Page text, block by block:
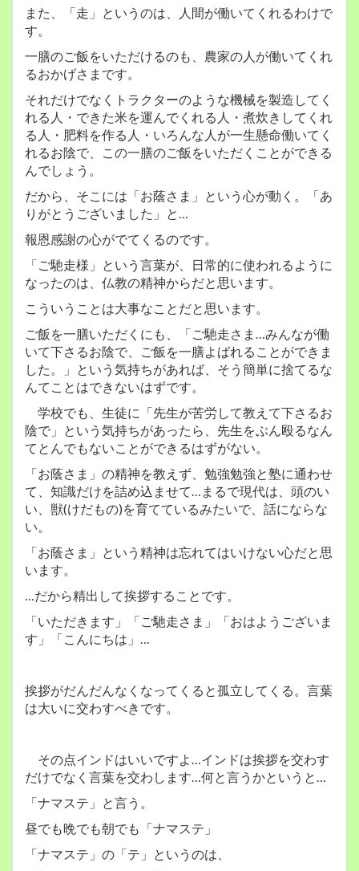
また、「走」というのは、人間が働いてくれるわけで
す。
一膳のご飯をいただけるのも、農家の人が働いてくれ
るおかげさまです。
それだけでなくトラクターのような機械を製造してく
れる人・できた米を運んでくれる人・煮炊きしてくれ
る人・肥料を作る人・いろんな人が一生懸命働いてく
れるお陰で、この一膳のご飯をいただくことができる
んでしょう。
だから、そこには「お蔭さま」という心が動く。「あ
りがとうございました」と…
報恩感謝の心がでてくるのです。
「ご馳走様」という言葉が、日常的に使われるように
なったのは、仏教の精神からだと思います。
こういうことは大事なことだと思います。
ご飯を一膳いただくにも、「ご馳走さま…みんなが働
いて下さるお陰で、ご飯を一膳よばれることができま
した。」という気持ちがあれば、そう簡単に捨てるな
んてことはできないはずです。
学校でも、生徒に「先生が苦労して教えて下さるお
陰で」という気持ちがあったら、先生をぶん殴るなん
てとんでもないことができるはずがない。
「お蔭さま」の精神を教えず、勉強勉強と塾に通わせ
て、知識だけを詰め込ませて…まるで現代は、頭のい
い、獣(けだもの)を育てているみたいで、話にならな
い。
「お蔭さま」という精神は忘れてはいけない心だと思
います。
…だから精出して挨拶することです。
「いただきます」「ご馳走さま」「おはようございま
す」「こんにちは」…
挨拶がだんだんなくなってくると孤立してくる。言葉
は大いに交わすべきです。
その点インドはいいですよ…インドは挨拶を交わす
だけでなく言葉を交わします…何と言うかというと…
「ナマステ」と言う。
昼でも晩でも朝でも「ナマステ」
「ナマステ」の「テ」というのは、